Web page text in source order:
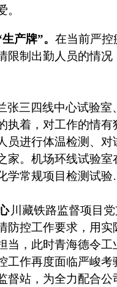
生产牌”。 在当前严控
限制出勤人员的情
张三四线中心试验
执着，对工作的情
员进行体温检测、
家。机场环线试验
学常规项目检测试验
川藏铁路监督项目
防控工作要求，用实
当，此时青海德令
工作再度面临严峻
督站，为全力配合